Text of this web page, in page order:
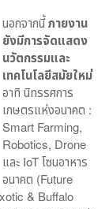
นอกจากนี้ภายงาน
ยังมีการจัดแสดง
นวัตกรรมและ
เทคโนโลยีสมัยใหม่
อาทิ นิทรรศการ
เกษตรแห่งอนาคต :
Smart Farming,
Robotics, Drone
และ IoT โซนอาหาร
อนาคต (Future
& Buffalo